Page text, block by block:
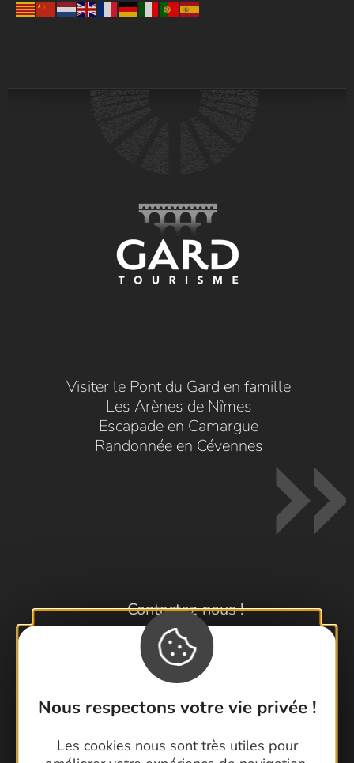
Nous respectons votre vie privée !
Les cookies nous sont très utiles pour
Visiter le Pont du Gard en famille
Les Arènes de Nîmes
Escapade en Camargue
Randonnée en Cévennes
Contactez-nous !
Foire aux questions
Brochures
Cartoguides et Topoguides
Latitude Gard